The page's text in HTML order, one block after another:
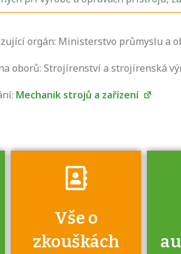
orgán: Ministerstvo průmyslu a
oborů: Strojírenství a strojírenská
Mechanik strojů a zařízení
Vše o
zkouškách
Zjistěte, jak se
zkoušce a kde
o tom, kdo vás